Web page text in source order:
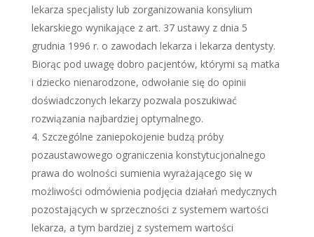
lekarza specjalisty lub zorganizowania konsylium
lekarskiego wynikające z art. 37 ustawy z dnia 5
grudnia 1996 r. o zawodach lekarza i lekarza dentysty.
Biorąc pod uwagę dobro pacjentów, którymi są matka
i dziecko nienarodzone, odwołanie się do opinii
doświadczonych lekarzy pozwala poszukiwać
rozwiązania najbardziej optymalnego.
Szczególne zaniepokojenie budzą próby
pozaustawowego ograniczenia konstytucjonalnego
prawa do wolności sumienia wyrażającego się w
możliwości odmówienia podjęcia działań medycznych
pozostających w sprzeczności z systemem wartości
lekarza, a tym bardziej z systemem wartości